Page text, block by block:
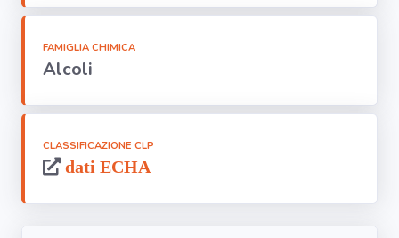
Home
FAMIGLIA CHIMICA
Alcoli
CLASSIFICAZIONE CLP
dati ECHA